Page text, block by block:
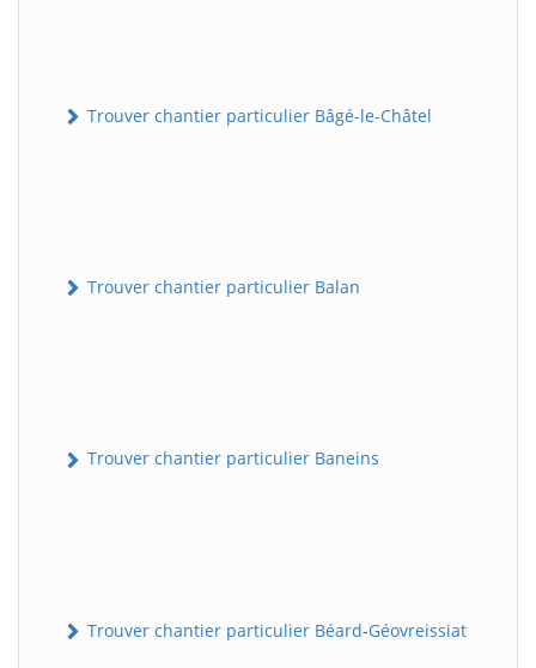
Trouver chantier particulier Bâgé-le-Châtel
Trouver chantier particulier Balan
Trouver chantier particulier Baneins
Trouver chantier particulier Béard-Géovreissiat